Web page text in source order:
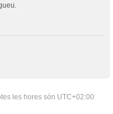
les hores són UTC+02:00